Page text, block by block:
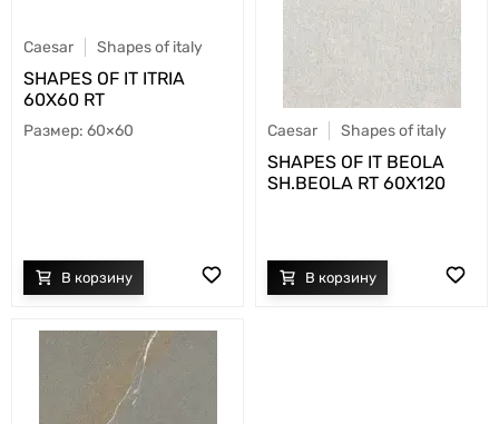
Caesar Shapes of italy
SHAPES OF IT ITRIA
60X60 RT
60×60 Caesar Shapes of italy
SHAPES OF IT BEOLA
SH.BEOLA RT 60X120